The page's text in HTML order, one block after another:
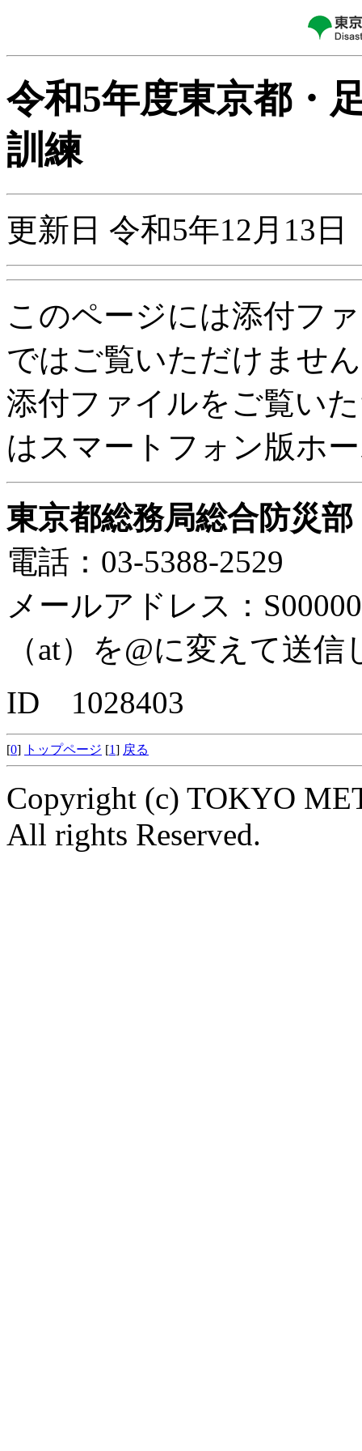
令和5年度東京都・
訓練
更新日 令和5年12月13日
このページには添付フ
ではご覧いただけませ
添付ファイルをご覧い
はスマートフォン版ホ
東京都総務局総合防災部
電話：03-5388-2529
メールアドレス：
（at）を@に変えて送
ID 1028403
[0] トップページ [1] 戻る
Copyright (c) TOKYO
All rights Reserved.